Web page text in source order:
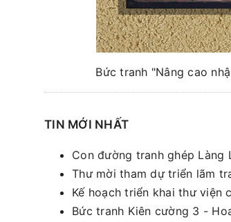
Bức tranh "Nâng cao
TIN MỚI NHẤT
Con đường tranh ghép Làng
Thư mời tham dự triển lãm
Kế hoạch triển khai thư viện
Bức tranh Kiên cường 3 -